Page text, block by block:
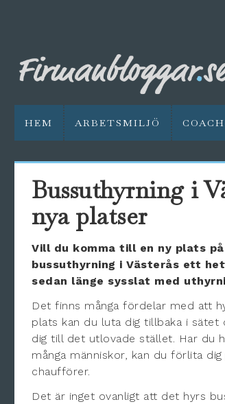
HEM ARBETSMILJÖ
Bussuthyrning i
nya platser
Vill du komma till en ny plats
bussuthyrning i Västerås ett
sedan länge sysslat med
Det finns många fördelar med att
plats kan du luta dig tillbaka i
dig till det utlovade stället. Har du
många människor, kan du förlita
chaufförer.
Det är inget ovanligt att det hyrs